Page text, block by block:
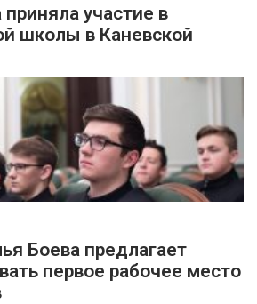
участие в
школы в Каневской
Боева предлагает
первое рабочее место